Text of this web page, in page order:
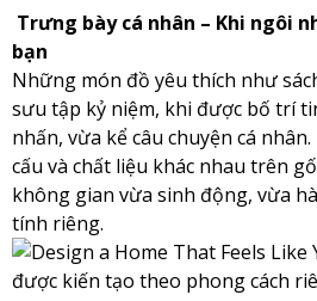
Trưng bày cá nhân – Khi ngôi
bạn
Những món đồ yêu thích như
sưu tập kỷ niệm, khi được bố trí
nhấn, vừa kể câu chuyện cá
cấu và chất liệu khác nhau trên
không gian vừa sinh động, vừa
tính riêng.